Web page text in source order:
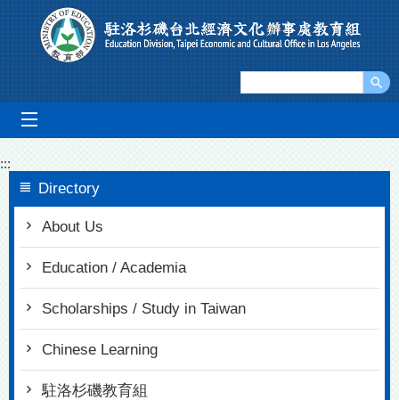
Go To Content
:::
Directory
About Us
Education / Academia
Scholarships / Study in Taiwan
Chinese Learning
駐洛杉磯教育組